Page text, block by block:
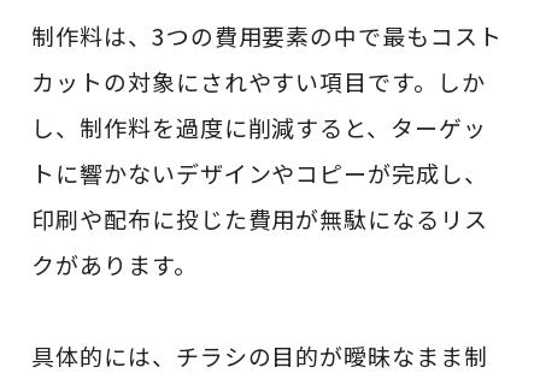
制作料は、3つの費用要素の中で最もコスト
カットの対象にされやすい項目です。しか
し、制作料を過度に削減すると、ターゲッ
トに響かないデザインやコピーが完成し、
印刷や配布に投じた費用が無駄になるリス
クがあります。
具体的には、チラシの目的が曖昧なまま制